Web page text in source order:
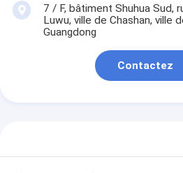
7 / F, bâtiment Shuhua Sud,
Luwu, ville de Chashan, ville
Guangdong
Contactez